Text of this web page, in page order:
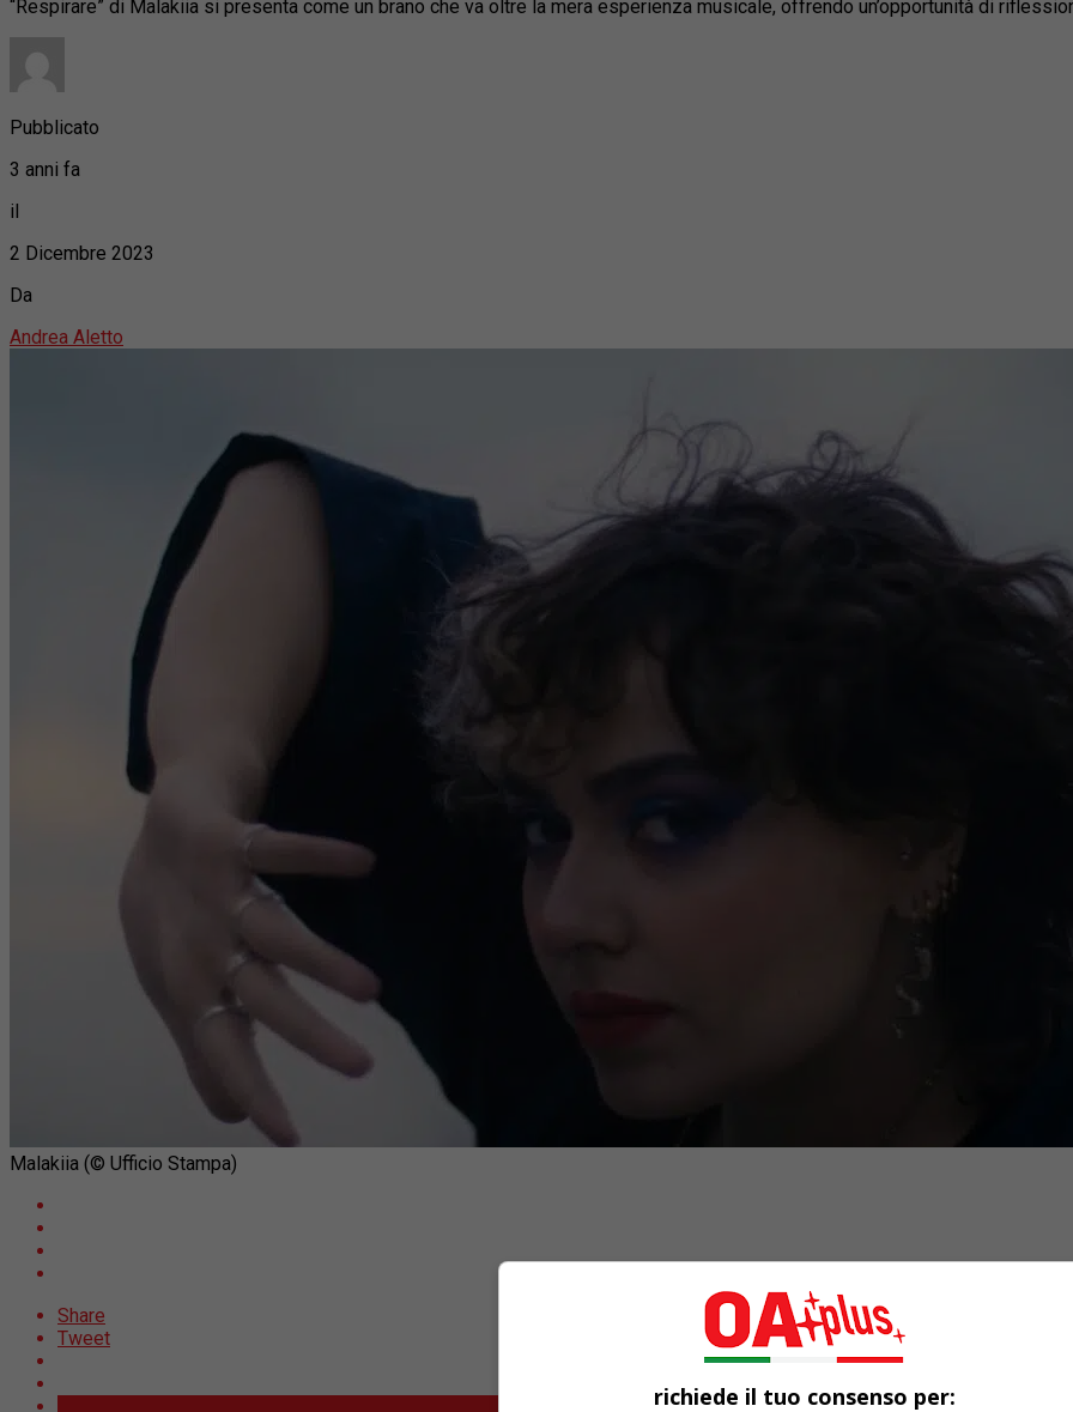
“Respirare” di Malakiia si presenta come un brano che va oltre la mera esperienza musicale, offrendo un’opportunità di
Pubblicato
3 anni fa
il
2 Dicembre 2023
Da
Andrea Aletto
Malakiia (© Ufficio Stampa)
Share
Tweet
richiede il tuo consenso per: